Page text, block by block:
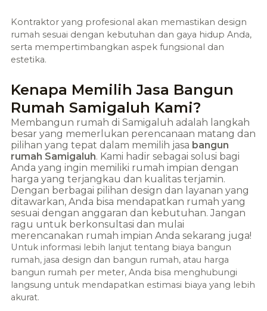
Kontraktor yang profesional akan memastikan design
rumah sesuai dengan kebutuhan dan gaya hidup Anda,
serta mempertimbangkan aspek fungsional dan
estetika.
Kenapa Memilih Jasa Bangun
Rumah Samigaluh Kami?
Membangun rumah di Samigaluh adalah langkah
besar yang memerlukan perencanaan matang dan
pilihan yang tepat dalam memilih jasa bangun
rumah Samigaluh. Kami hadir sebagai solusi bagi
Anda yang ingin memiliki rumah impian dengan
harga yang terjangkau dan kualitas terjamin.
Dengan berbagai pilihan design dan layanan yang
ditawarkan, Anda bisa mendapatkan rumah yang
sesuai dengan anggaran dan kebutuhan. Jangan
ragu untuk berkonsultasi dan mulai
merencanakan rumah impian Anda sekarang juga!
Untuk informasi lebih lanjut tentang biaya bangun
rumah, jasa design dan bangun rumah, atau harga
bangun rumah per meter, Anda bisa menghubungi
langsung untuk mendapatkan estimasi biaya yang lebih
akurat.